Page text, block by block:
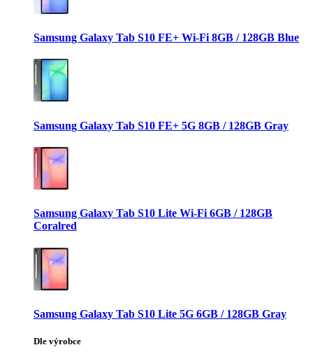
Samsung Galaxy Tab S10 FE+ Wi-Fi 8GB / 128GB Blue
Samsung Galaxy Tab S10 FE+ 5G 8GB / 128GB Gray
Samsung Galaxy Tab S10 Lite Wi-Fi 6GB / 128GB
Coralred
Samsung Galaxy Tab S10 Lite 5G 6GB / 128GB Gray
Dle výrobce